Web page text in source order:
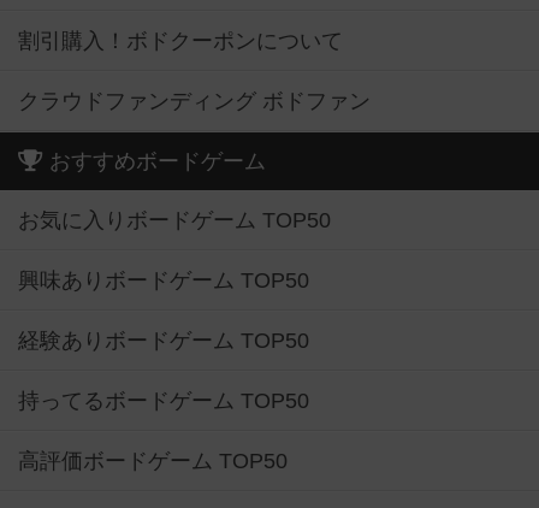
割引購入！ボドクーポンについて
クラウドファンディング ボドファン
おすすめボードゲーム
お気に入りボードゲーム TOP50
興味ありボードゲーム TOP50
経験ありボードゲーム TOP50
持ってるボードゲーム TOP50
高評価ボードゲーム TOP50